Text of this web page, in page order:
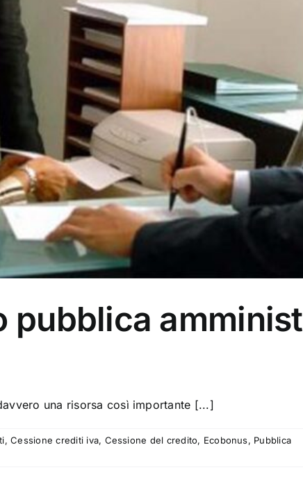
pubblica
una risorsa così importante [...]
,Cessione crediti iva, Cessione del credito, Ecobonus, Pubblica